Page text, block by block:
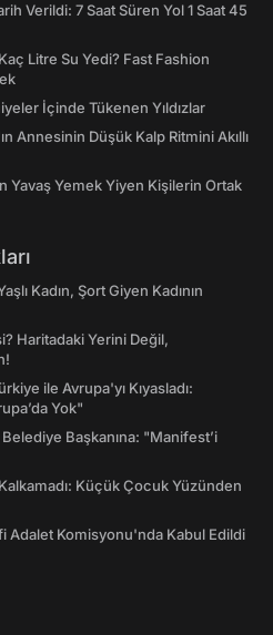
Verildi: 7 Saat Süren Yol 1 Saat 45
Litre Su Yedi? Fast Fashion
İçinde Tükenen Yıldızlar
Annesinin Düşük Kalp Ritmini Akıllı
Yavaş Yemek Yiyen Kişilerin Ortak
Kadın, Şort Giyen Kadının
Haritadaki Yerini Değil,
ile Avrupa'yı Kıyasladı:
Yok"
Başkanına: "Manifest’i
Küçük Çocuk Yüzünden
Adalet Komisyonu'nda Kabul Edildi